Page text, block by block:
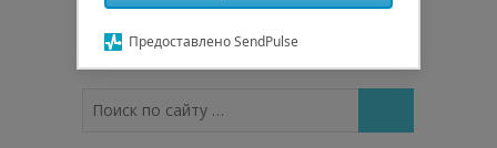
по
Предоставлено SendPulse